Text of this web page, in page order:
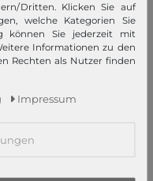
VALENTINO
Credit Card Case Nero
Dritten. Klicken Sie auf
welche Kategorien Sie
können Sie jederzeit mit
Informationen zu den
Rechten als Nutzer finden
Impressum